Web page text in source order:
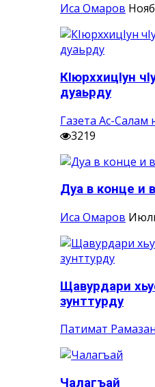
Иса Омаров
КIюрххицIун
дуаьрду
Газета Ас-Салам
3219
Дуа в конце и
Иса Омаров
Щавурдари
зунттурду
Патимат
Чалагъай